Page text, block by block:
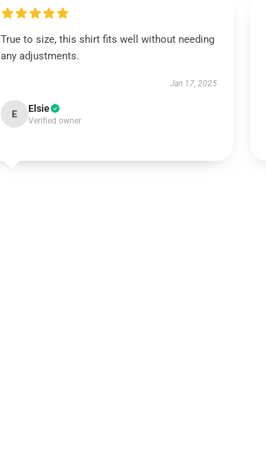
True to size, this shirt fits well without needing
any adjustments.
Jan 17, 2025
E Elsie
Verified owner